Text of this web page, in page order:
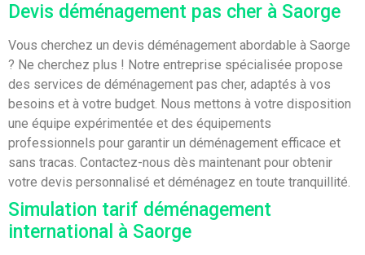
Devis déménagement pas cher à Saorge
Vous cherchez un devis déménagement abordable à Saorge
? Ne cherchez plus ! Notre entreprise spécialisée propose
des services de déménagement pas cher, adaptés à vos
besoins et à votre budget. Nous mettons à votre disposition
une équipe expérimentée et des équipements
professionnels pour garantir un déménagement efficace et
sans tracas. Contactez-nous dès maintenant pour obtenir
votre devis personnalisé et déménagez en toute tranquillité.
Simulation tarif déménagement
international à Saorge